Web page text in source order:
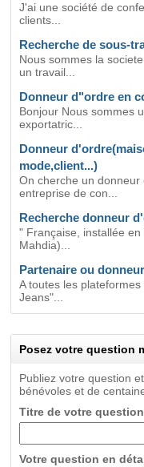
J'ai une société de
clients...
Recherche de sous-
Nous sommes la
un travail...
Donneur d"ordre en
Bonjour Nous sommes
exportatric...
Donneur
mode,client...)
On cherche un
entreprise de con...
Recherche donneur
" Française, installée
Mahdia)...
Partenaire ou
A toutes les
Jeans"...
Posez votre question
Publiez votre question
bénévoles et de
Titre de votre
Votre question en